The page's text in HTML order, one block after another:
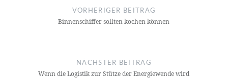
VORHERIGER BEITRAG
Bin­nen­schif­fer soll­ten kochen kön­nen
NÄCHSTER BEITRAG
Wenn die Logis­tik zur Stüt­ze der Ener­gie­wen­de wird